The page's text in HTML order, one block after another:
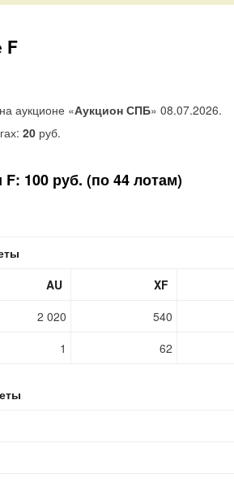
F
аукционе «Аукцион СПБ» 08.07.2026.
20руб.
100 руб. (по 44 лотам)
AU XF
2 020 540
1 62